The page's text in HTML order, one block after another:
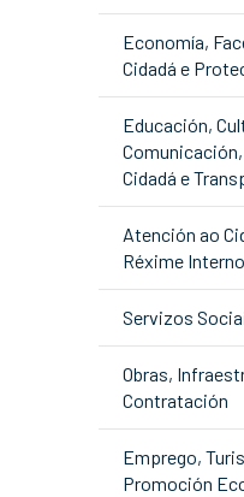
Economía,
Cidadá e
Educación,
Cidadá e
Atención ao
Réxime
Servizos
Obras,
Contratación
Emprego,
Promoción